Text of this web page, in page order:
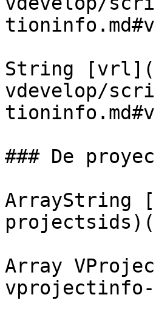
String
vdevelop/
### De
ArrayString
Array